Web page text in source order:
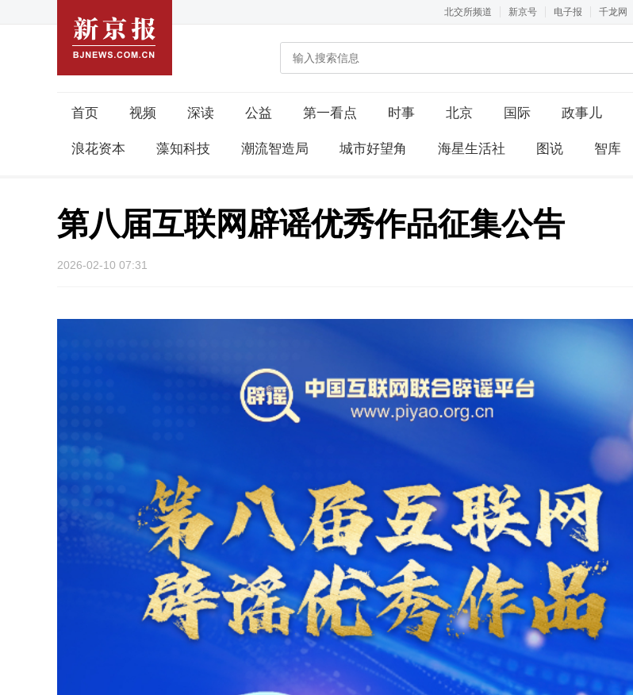
北交所频道 新京号 电子报 千龙网
首页 视频 深读 公益 第一看点 时事 北京 国际 政事儿
浪花资本 藻知科技 潮流智造局 城市好望角 海星生活社 图说 智库
第八届互联网辟谣优秀作品征集公告
2026-02-10 07:31